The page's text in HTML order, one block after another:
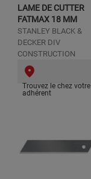
LAME DE CUTTER
FATMAX 18 MM
STANLEY BLACK &
DECKER DIV
CONSTRUCTION
Trouvez le chez votre
adhérent